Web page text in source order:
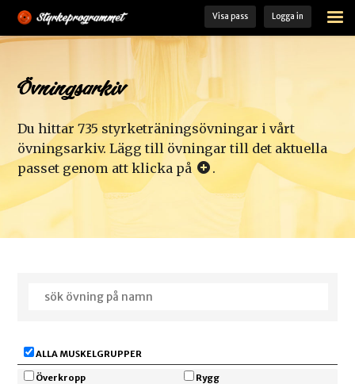
Visa pass Logga in
STARTSIDA
MINA PASS
MIN TRÄNINGSLOGG
KOST- OCH TRÄNINGSGUIDE
MEDLEM
Övningsarkiv
Du hittar 735 styrketräningsövningar i vårt
övningsarkiv. Lägg till övningar till det aktuella
passet genom att klicka på
.
ALLA MUSKELGRUPPER
Överkropp
Rygg